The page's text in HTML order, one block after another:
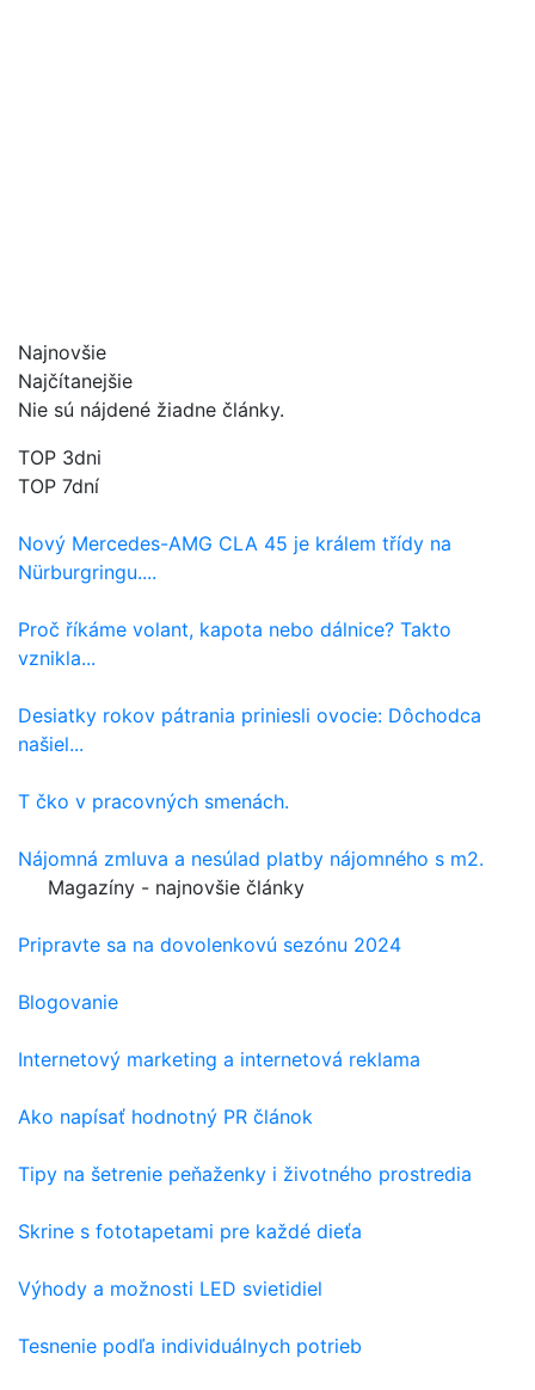
Najnovšie
Najčítanejšie
Nie sú nájdené žiadne články.
TOP 3dni
TOP 7dní
Nový Mercedes-AMG CLA 45 je králem třídy na
Nürburgringu....
Proč říkáme volant, kapota nebo dálnice? Takto
vznikla...
Desiatky rokov pátrania priniesli ovocie: Dôchodca
našiel...
T čko v pracovných smenách.
Nájomná zmluva a nesúlad platby nájomného s m2.
Magazíny - najnovšie články
Pripravte sa na dovolenkovú sezónu 2024
Blogovanie
Internetový marketing a internetová reklama
Ako napísať hodnotný PR článok
Tipy na šetrenie peňaženky i životného prostredia
Skrine s fototapetami pre každé dieťa
Výhody a možnosti LED svietidiel
Tesnenie podľa individuálnych potrieb